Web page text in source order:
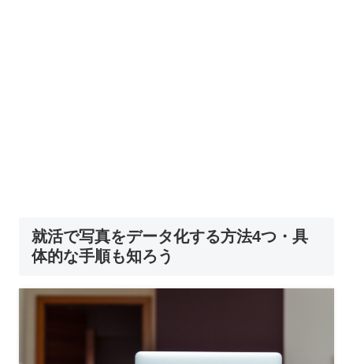
就活で写真をデータ化する方法4つ・具
体的な手順も知ろう